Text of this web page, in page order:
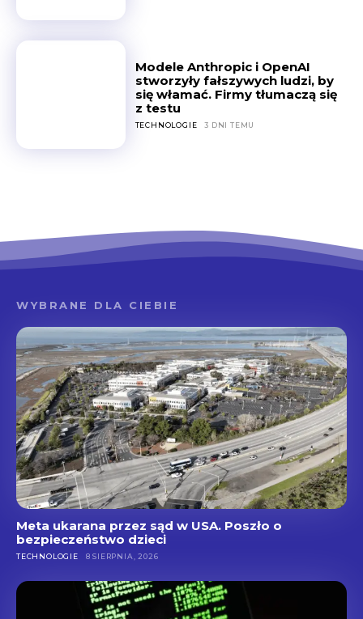
Modele Anthropic i OpenAI
stworzyły fałszywych ludzi, by
się włamać. Firmy tłumaczą się
z testu
TECHNOLOGIE 3 DNI TEMU
WYBRANE DLA CIEBIE
Meta ukarana przez sąd w USA. Poszło o
bezpieczeństwo dzieci
TECHNOLOGIE 8 SIERPNIA, 2026